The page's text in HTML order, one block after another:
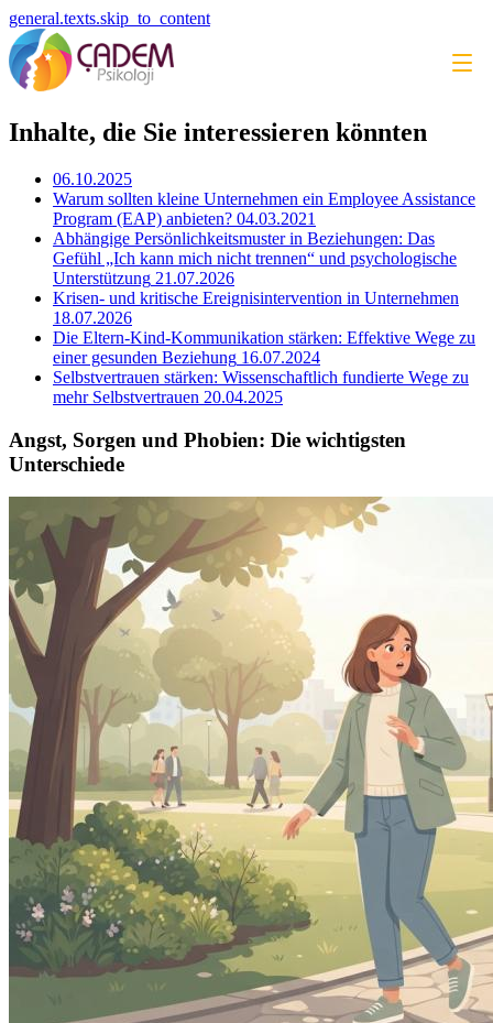
general.texts.skip_to_content
Inhalte, die Sie interessieren könnten
06.10.2025
Warum sollten kleine Unternehmen ein Employee Assistance
Program (EAP) anbieten? 04.03.2021
Abhängige Persönlichkeitsmuster in Beziehungen: Das
Gefühl „Ich kann mich nicht trennen“ und psychologische
Unterstützung 21.07.2026
Krisen- und kritische Ereignisintervention in Unternehmen
18.07.2026
Die Eltern-Kind-Kommunikation stärken: Effektive Wege zu
einer gesunden Beziehung 16.07.2024
Selbstvertrauen stärken: Wissenschaftlich fundierte Wege zu
mehr Selbstvertrauen 20.04.2025
Angst, Sorgen und Phobien: Die wichtigsten
Unterschiede